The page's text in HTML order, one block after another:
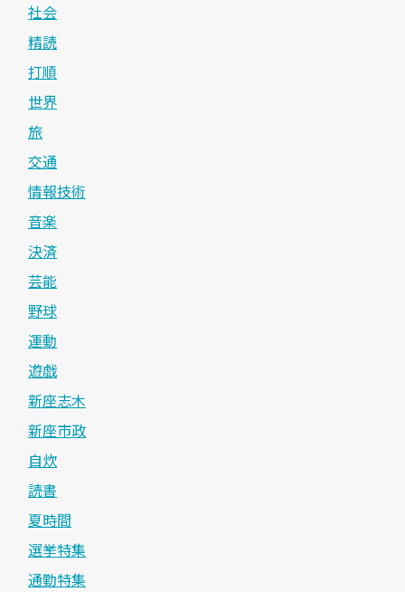
社会
精読
打順
世界
旅
交通
情報技術
音楽
決済
芸能
野球
運動
遊戯
新座志木
新座市政
自炊
読書
夏時間
選挙特集
通勤特集